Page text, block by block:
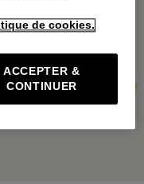
de cookies.
ACCEPTER &
CONTINUER